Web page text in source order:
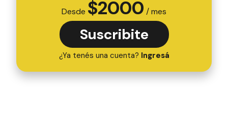
Desde $2000 / mes
Suscribite
¿Ya tenés una cuenta? Ingresá